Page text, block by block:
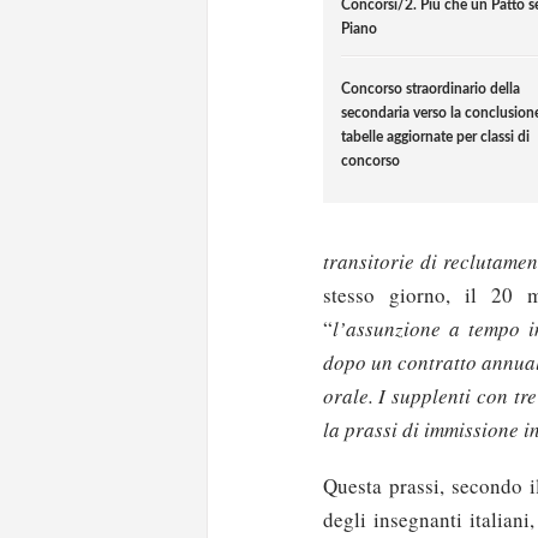
Concorsi/2. Più che un Patto
Piano
Concorso straordinario della
secondaria verso la
tabelle aggiornate per classi di
concorso
transitorie di
stesso giorno, il 20
“l’assunzione a
dopo un contratto
orale. I supplenti con
la prassi di immissione
Questa prassi,
degli insegnanti